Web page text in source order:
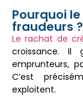
Pourquoi
fraudeurs ?
Le rachat de
croissance. Il
emprunteurs,
C’est
exploitent.